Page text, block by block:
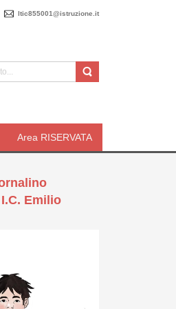
ltic855001@istruzione.it
Area RISERVATA
Emilio